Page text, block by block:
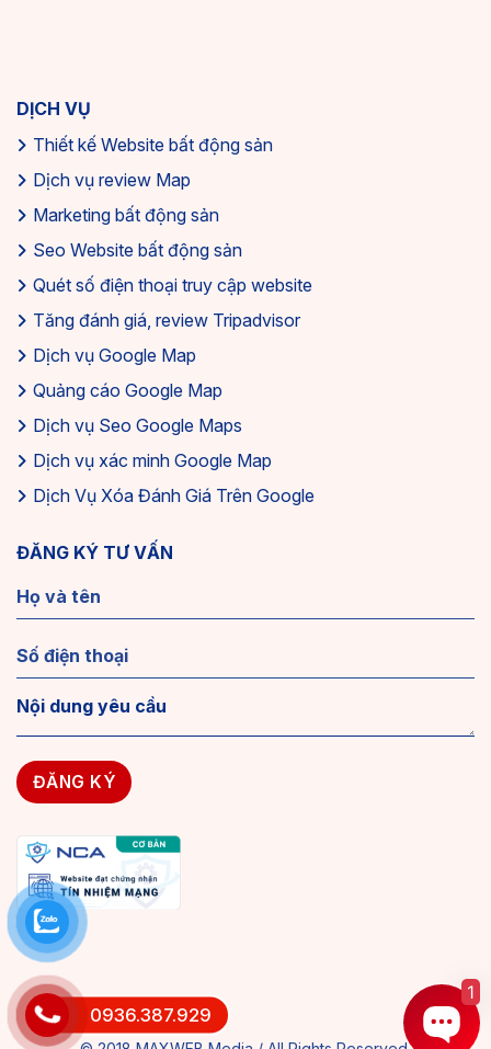
DỊCH VỤ
Thiết kế Website bất động sản
Dịch vụ review Map
Marketing bất động sản
Seo Website bất động sản
Quét số điện thoại truy cập website
Tăng đánh giá, review Tripadvisor
Dịch vụ Google Map
Quảng cáo Google Map
Dịch vụ Seo Google Maps
Dịch vụ xác minh Google Map
Dịch Vụ Xóa Đánh Giá Trên Google
ĐĂNG KÝ TƯ VẤN
0936.387.929
1